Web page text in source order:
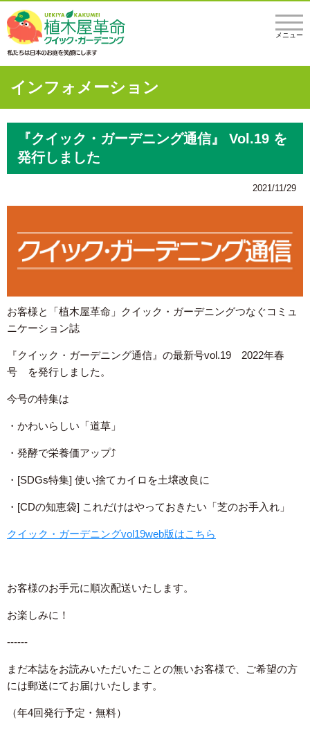
メニュー
インフォメーション
『クイック・ガーデニング通信』 Vol.19 を
発行しました
2021/11/29
お客様と「植木屋革命」クイック・ガーデニングつなぐコミュ
ニケーション誌
『クイック・ガーデニング通信』の最新号vol.19 2022年春
号 を発行しました。
今号の特集は
・かわいらしい「道草」
・発酵で栄養価アップ⤴
・[SDGs特集] 使い捨てカイロを土壌改良に
・[CDの知恵袋] これだけはやっておきたい「芝のお手入れ」
クイック・ガーデニングvol19web版はこちら
お客様のお手元に順次配送いたします。
お楽しみに！
------
まだ本誌をお読みいただいたことの無いお客様で、ご希望の方
には郵送にてお届けいたします。
（年4回発行予定・無料）